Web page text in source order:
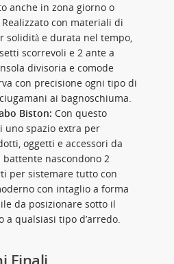
anche in zona giorno o
con materiali di
solidità e durata nel tempo,
scorrevoli e 2 ante a
divisoria e comode
con precisione ogni tipo di
ai bagnoschiuma.
Biston: Con questo
uno spazio extra per
oggetti e accessori da
battente nascondono 2
per sistemare tutto con
con intaglio a forma
da posizionare sotto il
a qualsiasi tipo d’arredo.
Finali